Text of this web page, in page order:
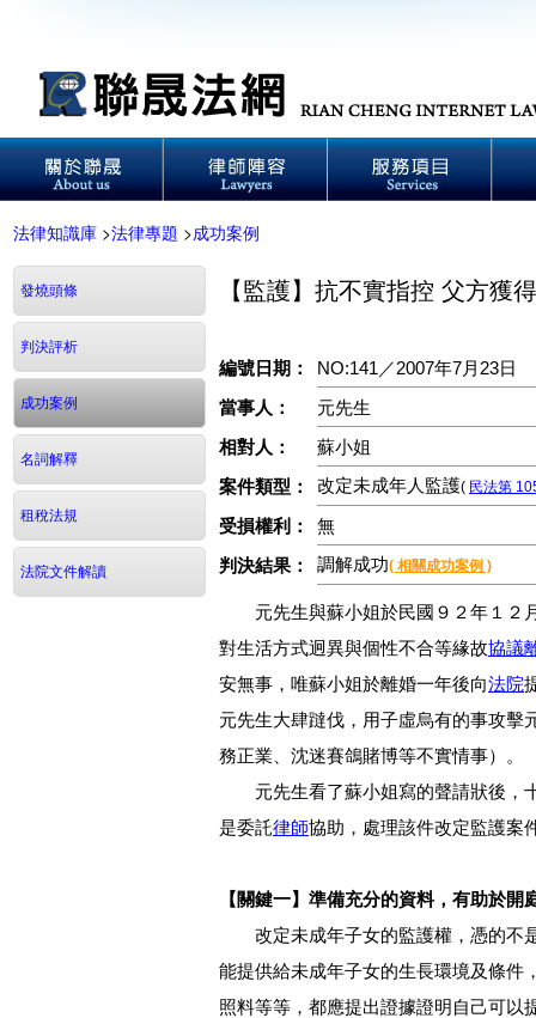
法律知識庫 >法律專題 >成功案例
發燒頭條
判決評析
成功案例
名詞解釋
租稅法規
法院文件解讀
【監護】抗不實指控 父方獲
編號日期： NO:141／2007年7月23日
當事人： 元先生
相對人： 蘇小姐
案件類型： 改定未成年人監護( 民法第
受損權利： 無
判決結果： 調解成功( 相關成功案例 )
元先生與蘇小姐於民國９２年１２
對生活方式迥異與個性不合等緣故協議
安無事，唯蘇小姐於離婚一年後向法院
元先生大肆躂伐，用子虛烏有的事攻擊
務正業、沈迷賽鴿賭博等不實情事）。
元先生看了蘇小姐寫的聲請狀後，
是委託律師協助，處理該件改定監護案
【關鍵一】準備充分的資料，有助於開
改定未成年子女的監護權，憑的不
能提供給未成年子女的生長環境及條件
照料等等，都應提出證據證明自己可以